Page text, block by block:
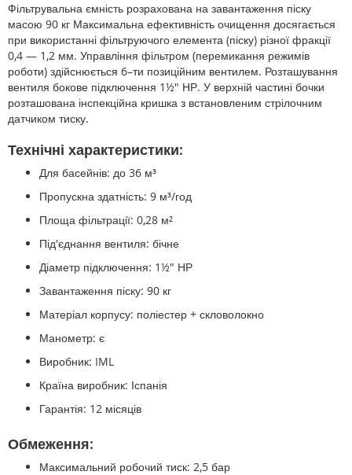
Фільтрувальна ємність розрахована на завантаження піску
масою 90 кг Максимальна ефективність очищення досягається
при використанні фільтруючого елемента (піску) різної фракції
0,4 — 1,2 мм. Управління фільтром (перемикання режимів
роботи) здійснюється 6–ти позиційним вентилем. Розташування
вентиля бокове підключення 1½" НР. У верхній частині бочки
розташована інспекційна кришка з встановленим стрілочним
датчиком тиску.
Технічні характеристики:
Для басейнів: до 36 м³
Пропускна здатність: 9 м³/год
Площа фільтрації: 0,28 м²
Під'єднання вентиля: бічне
Діаметр підключення: 1½" НР
Завантаження піску: 90 кг
Матеріал корпусу: поліестер + скловолокно
Манометр: є
Виробник: IML
Країна виробник: Іспанія
Гарантія: 12 місяців
Обмеження:
Максимальний робочий тиск: 2,5 бар